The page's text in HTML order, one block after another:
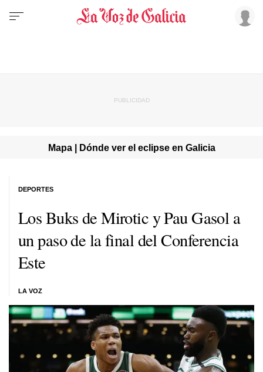
Mapa | Dónde ver el eclipse en Galicia
Los Buks de Mirotic y Pau Gasol a
un paso de la final del Conferencia
Este
LA VOZ
DEPORTES